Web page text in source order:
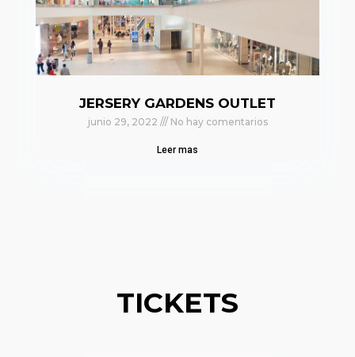
JERSERY GARDENS OUTLET
junio 29, 2022 No hay comentarios
Leer mas
TICKETS